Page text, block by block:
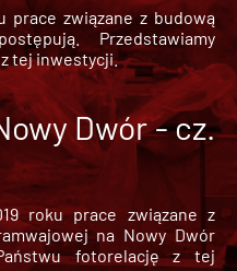
prace związane z budową
postępują. Przedstawiamy
tej inwestycji.
Dwór - cz.
roku prace związane z
na Nowy Dwór
fotorelację z tej